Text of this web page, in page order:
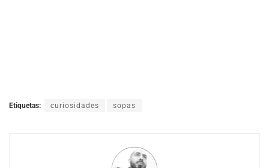
Etiquetas: curiosidades sopas